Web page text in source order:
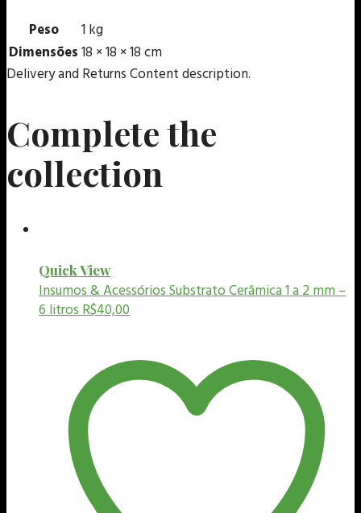
Peso
1 kg
Dimensões18 × 18 × 18 cm
Delivery and Returns Content description.
Complete the
collection
Quick View
Insumos & AcessóriosSubstrato Cerâmica 1 a 2 mm –
6 litrosR$40,00